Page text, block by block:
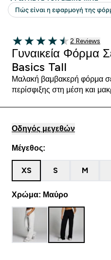
4.5 out of 5 stars
2 customer
2 Reviews
Γυναικεία Φόρμα
Basics Tall
Μαλακή βαμβακερή φόρμα
περίσφιξης στη μέση και
Οδηγός μεγεθών
Μέγεθος:
XS S M
Χρώμα: Μαύρο